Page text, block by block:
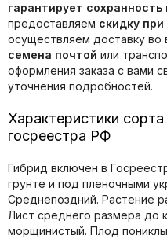
гарантирует
предоставляем скидку
осуществляем доставку во
семена почтой или
оформления заказа с вами
уточнения подробностей.
Характеристики
госреестра РФ
Гибрид включен в
грунте и под пленочными
Среднепоздний. Растение
Лист среднего размера до
морщинистый. Плод